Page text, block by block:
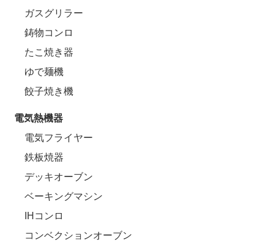
ガスグリラー
鋳物コンロ
たこ焼き器
ゆで麺機
餃子焼き機
電気熱機器
電気フライヤー
鉄板焼器
デッキオーブン
ベーキングマシン
IHコンロ
コンベクションオーブン